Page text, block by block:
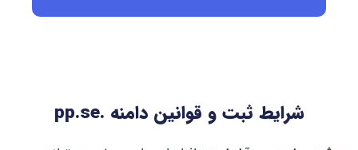
شرایط ثبت و قوانین دامنه .pp.se